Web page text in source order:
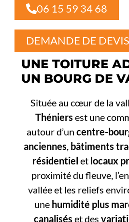
06 15 59 34 68
DEMANDE DE DEVIS
UNE TOITURE
UN BOURG DE
Située au cœur de la
Théniers est une
autour d’un centre-
anciennes, bâtiments
résidentiel et locaux
proximité du fleuve,
vallée et les reliefs
une humidité plus
canalisés et des